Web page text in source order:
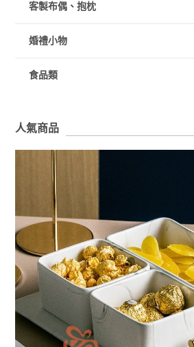
客製布偶、抱枕
婚禮小物
食品類
人氣商品